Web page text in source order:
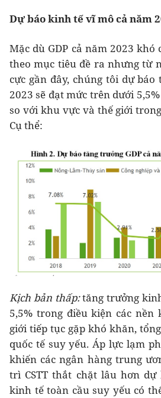
Dự báo kinh tế vĩ mô cả năm
Mặc dù GDP cả năm 2023 khó
theo mục tiêu đề ra nhưng từ
cực gần đây, chúng tôi dự
2023 sẽ đạt mức trên dưới
so với khu vực và thế giới
Cụ thể:
Kịch bản thấp:tăng trưởng
5,5% trong điều kiện các
giới tiếp tục gặp khó khăn,
quốc tế suy yếu. Áp lực lạm
khiến các ngân hàng trung
trì CSTT thắt chặt lâu hơn dự
kinh tế toàn cầu suy yếu có